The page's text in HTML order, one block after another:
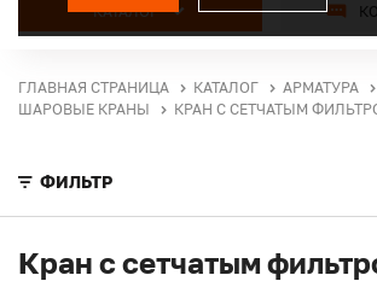
КАТАЛОГ
ГЛАВНАЯ СТРАНИЦА КАТАЛОГ
АРМАТУРА
ШАРОВЫЕ КРАНЫ
КРАН С СЕТЧАТЫМ
ФИЛЬТР
Кран с сетчатым